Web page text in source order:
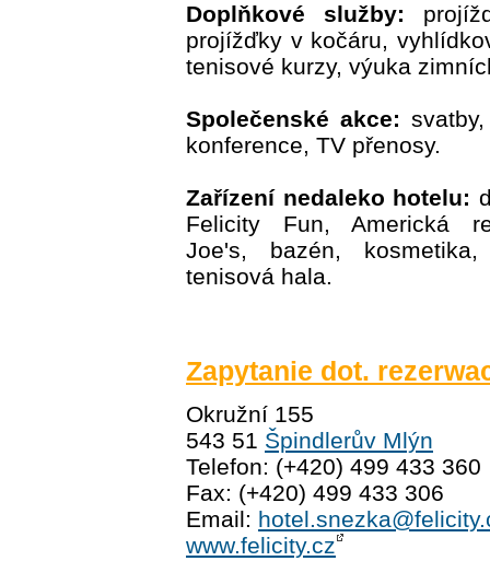
Doplňkové služby:
projížďky v kočáru,
tenisové kurzy, výuka
Společenské akce:
konference, TV přenosy.
Zařízení nedaleko hotelu:
Felicity Fun, Americká
Joe's, bazén,
tenisová hala.
Zapytanie dot.
Okružní 155
543 51 Špindlerův Mlýn
Telefon: (+420) 499 433 360
Fax: (+420) 499 433 306
Email:
www.felicity.cz